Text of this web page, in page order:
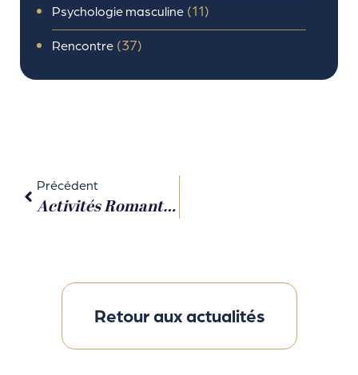
Psychologie masculine (11)
Rencontre (37)
Précédent
Activités Romantiques À Lyon : Des Expériences Inoubliables À Vivre En Couple
Retour aux actualités